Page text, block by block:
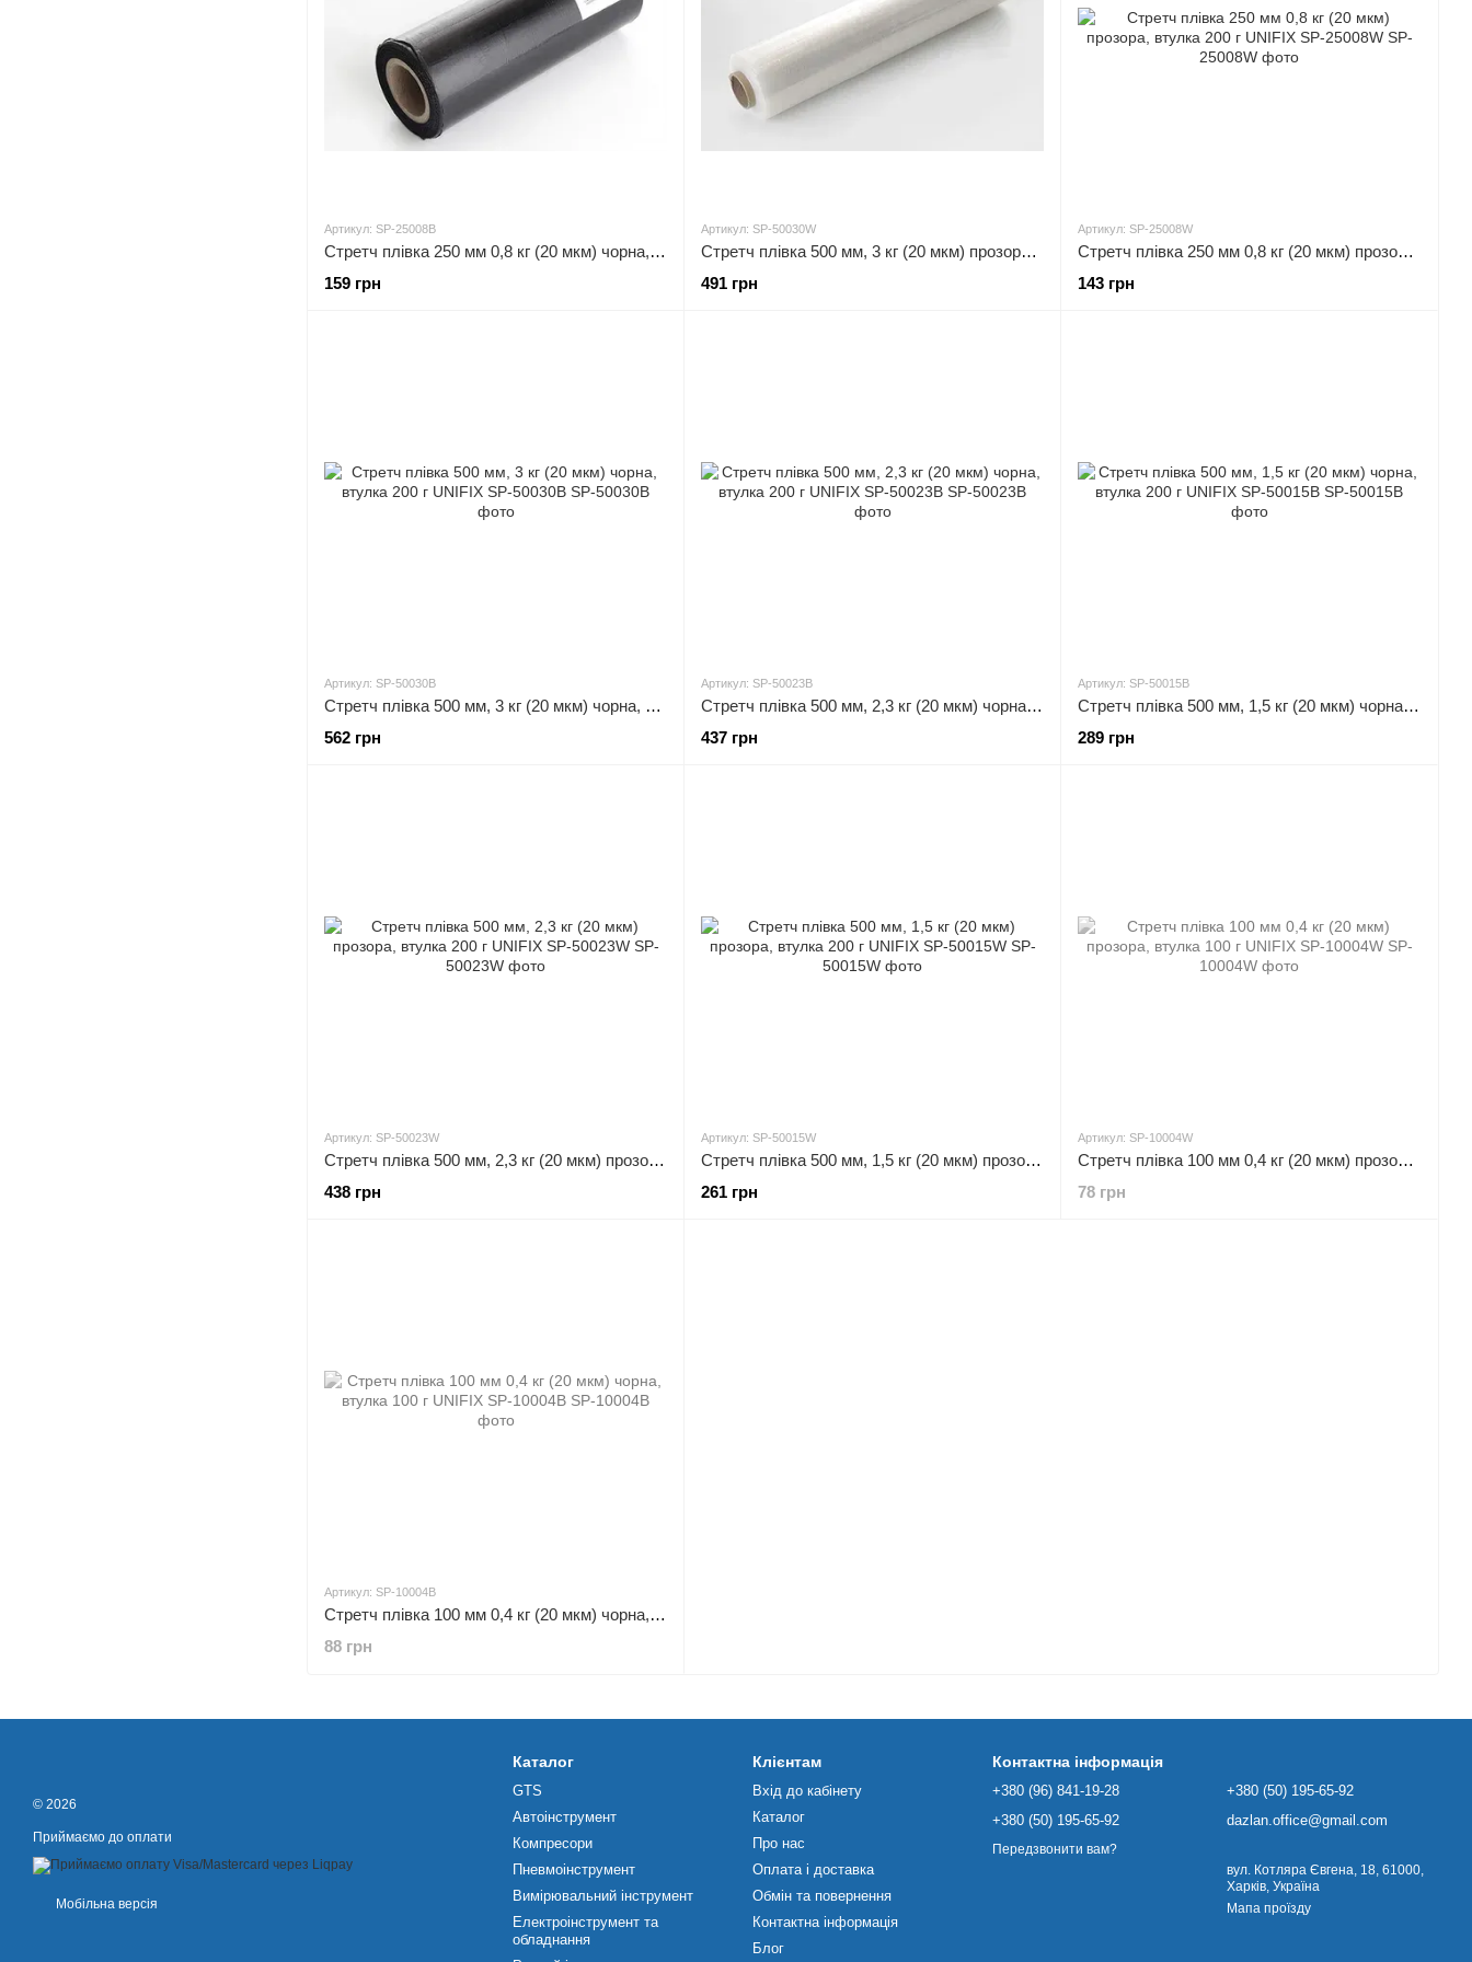
Артикул: SP-25008B
Стретч плівка 250 мм 0,8 кг (20 мкм) чорна, втулка 200 г UNIFIX SP-25008B
159 грн
Артикул: SP-50030W
Стретч плівка 500 мм, 3 кг (20 мкм) прозора, втулка 200 г UNIFIX SP-50030W
491 грн
Артикул: SP-25008W
Стретч плівка 250 мм 0,8 кг (20 мкм) прозора, втулка 200 г UNIFIX SP-25008W
143 грн
Артикул: SP-50030B
Стретч плівка 500 мм, 3 кг (20 мкм) чорна, втулка 200 г UNIFIX SP-50030B
562 грн
Артикул: SP-50023B
Стретч плівка 500 мм, 2,3 кг (20 мкм) чорна, втулка 200 г UNIFIX SP-50023B
437 грн
Артикул: SP-50015B
Стретч плівка 500 мм, 1,5 кг (20 мкм) чорна, втулка 200 г UNIFIX SP-50015B
289 грн
Артикул: SP-50023W
Стретч плівка 500 мм, 2,3 кг (20 мкм) прозора, втулка 200 г UNIFIX SP-50023W
438 грн
Артикул: SP-50015W
Стретч плівка 500 мм, 1,5 кг (20 мкм) прозора, втулка 200 г UNIFIX SP-50015W
261 грн
Артикул: SP-10004W
Стретч плівка 100 мм 0,4 кг (20 мкм) прозора, втулка 100 г UNIFIX SP-10004W
78 грн
Артикул: SP-10004В
Стретч плівка 100 мм 0,4 кг (20 мкм) чорна, втулка 100 г UNIFIX SP-10004В
88 грн
© 2026
Приймаємо до оплати
Мобільна версія
Каталог
GTS
Автоінструмент
Компресори
Пневмоінструмент
Вимірювальний інструмент
Електроінструмент та
обладнання
Клієнтам
Вхід до кабінету
Каталог
Про нас
Оплата і доставка
Обмін та повернення
Контактна інформація
Блог
Контактна інформація
+380 (96) 841-19-28
+380 (50) 195-65-92
Передзвонити вам?
+380 (50) 195-65-92
dazlan.office@gmail.com
вул. Котляра Євгена, 18, 61000,
Харків, Україна
Мапа проїзду